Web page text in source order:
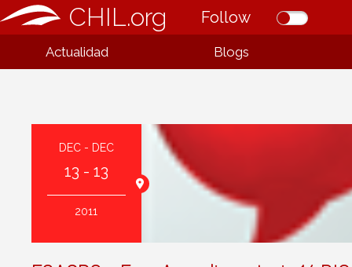
CHIL.org Follow
Actualidad Blogs
DEC - DEC
13 - 13
2011